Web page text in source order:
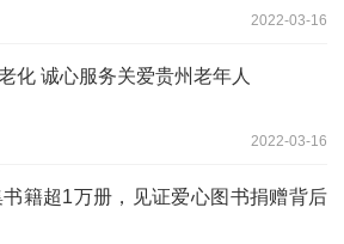
2022-03-16
化 诚心服务关爱贵州老年人
2022-03-16
籍超1万册，见证爱心图书捐赠背后